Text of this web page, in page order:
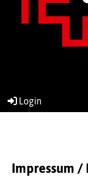
Login
Impressum /